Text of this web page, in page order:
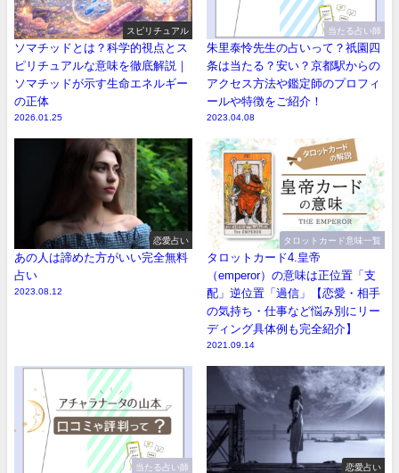
スピリチュアル
ソマチッドとは？科学的視点とス
ピリチュアルな意味を徹底解説｜
ソマチッドが示す生命エネルギー
の正体
2026.01.25
当たる占い師
朱里泰怜先生の占いって？祇園四
条は当たる？安い？京都駅からの
アクセス方法や鑑定師のプロフィ
ールや特徴をご紹介！
2023.04.08
恋愛占い
あの人は諦めた方がいい完全無料
占い
2023.08.12
タロットカード意味一覧
タロットカード4.皇帝
（emperor）の意味は正位置「支
配」逆位置「過信」【恋愛・相手
の気持ち・仕事など悩み別にリー
ディング具体例も完全紹介】
2021.09.14
当たる占い師 恋愛占い